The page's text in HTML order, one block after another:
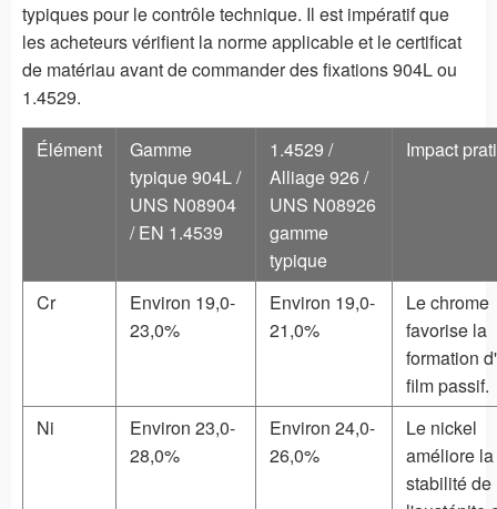
typiques pour le contrôle technique. Il est impératif que
les acheteurs vérifient la norme applicable et le certificat
de matériau avant de commander des fixations 904L ou
1.4529.
Élément
Gamme
typique 904L /
UNS N08904
/ EN 1.4539
1.4529 /
Alliage 926 /
UNS N08926
gamme
typique
Impact
Cr
Environ 19,0-
23,0%
Environ 19,0-
21,0%
Le chrome
favorise la
formation
film passif.
Ni
Environ 23,0-
28,0%
Environ 24,0-
26,0%
Le nickel
améliore la
stabilité de